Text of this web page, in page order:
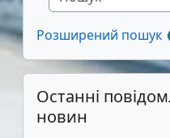
Розширений пошук
Пропустити Останні
Останні
новин